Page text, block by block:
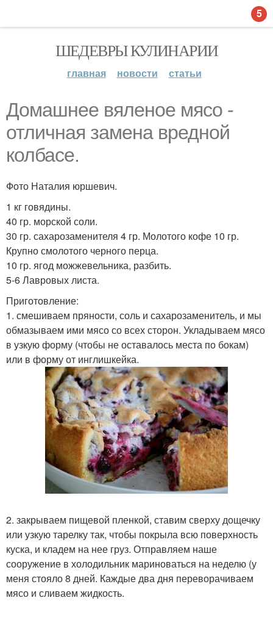
ШЕДЕВРЫ КУЛИНАРИИ
главная новости статьи
Домашнее вяленое мясо -
отличная замена вредной
колбасе.
Фото Наталия юршевич.
1 кг говядины.
40 гр. морской соли.
30 гр. сахарозаменителя 4 гр. Молотого кофе 10 гр.
Крупно смолотого черного перца.
10 гр. ягод можжевельника, разбить.
5-6 Лавровых листа.
Приготовление:
1. смешиваем пряности, соль и сахарозаменитель, и мы
обмазываем ими мясо со всех сторон. Укладываем мясо
в узкую форму (чтобы не оставалось места по бокам)
или в форму от инглишкейка.
2. закрываем пищевой пленкой, ставим сверху дощечку
или узкую тарелку так, чтобы покрыла всю поверхность
куска, и кладем на нее груз. Отправляем наше
сооружение в холодильник мариноваться на неделю (у
меня стояло 8 дней. Каждые два дня переворачиваем
мясо и сливаем жидкость.
5